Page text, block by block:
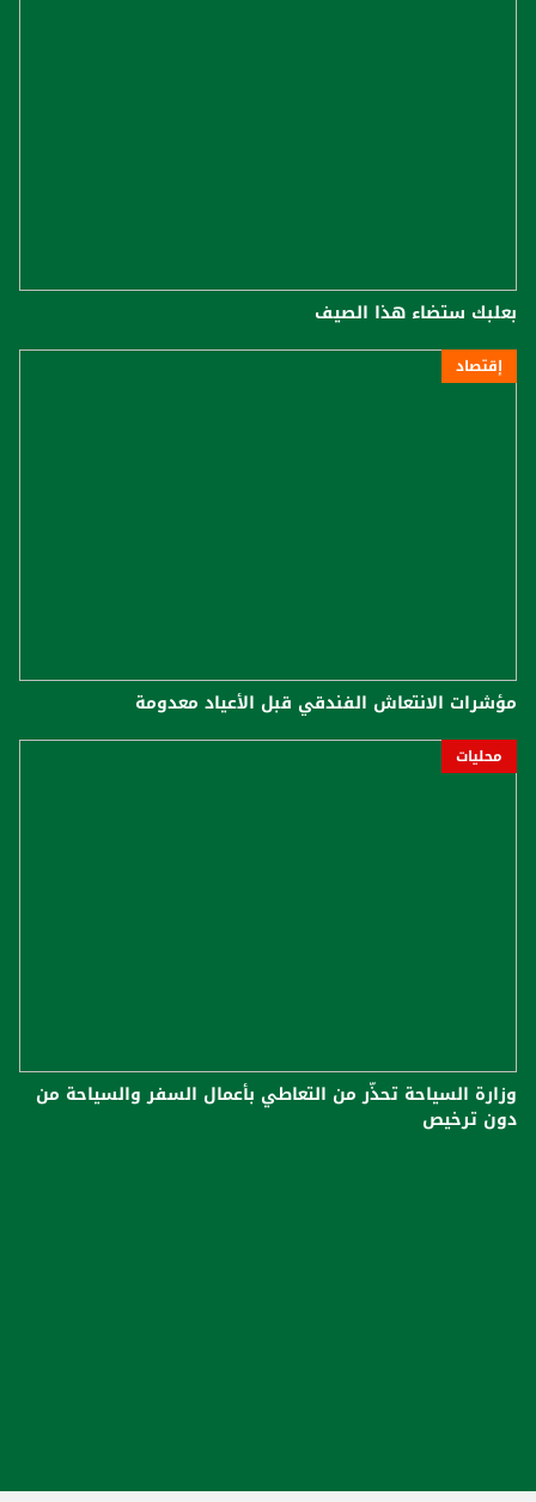
بعلبك ستضاء هذا الصيف
إقتصاد
مؤشرات الانتعاش الفندقي قبل الأعياد معدومة
محليات
وزارة السياحة تحذّر من التعاطي بأعمال السفر والسياحة من
دون ترخيص